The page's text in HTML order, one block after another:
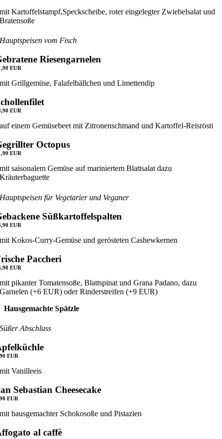
mit Kartoffelstampf,Speckscheibe, roter eingelegter Zwiebelsalat und
Bratensoße
Hauptspeisen vom Fisch
Riesengarnelen
EUR
mit Grillgemüse, Falafelbällchen und Limettendip
EUR
auf einem Gemüsebeet mit Zitronenschmand und Kartoffel-Reisrösti
Octopus
EUR
mit saisonalem Gemüse auf mariniertem Blattsalat dazu
Kräuterbaguette
Hauptspeisen für Vegetarier und Veganer
Süßkartoffelspalten
EUR
mit Kokos-Curry-Gemüse und gerösteten Cashewkernen
Paccheri
EUR
mit pikanter Tomatensoße, Blattspinat und Grana Padano, dazu
Garnelen (+6 EUR) oder Rinderstreifen (+9 EUR)
Hausgemachte Spätzle
Süßer Abschluss
EUR
mit Vanilleeis
Sebastian Cheesecake
EUR
mit hausgemachter Schokosoße und Pistazien
al caffè